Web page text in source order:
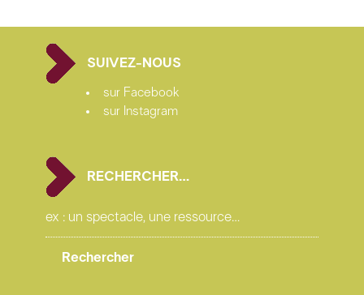
SUIVEZ-NOUS
sur Facebook
sur Instagram
RECHERCHER…